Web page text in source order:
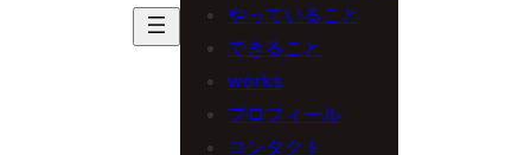
やっていること
できること
works
プロフィール
コンタクト